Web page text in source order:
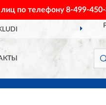
лиц по телефону8-499-